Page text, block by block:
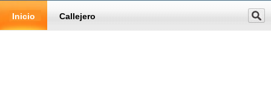
Inicio Callejero